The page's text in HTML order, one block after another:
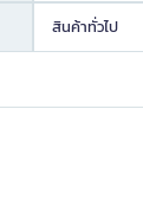
สินค้าทั่วไป